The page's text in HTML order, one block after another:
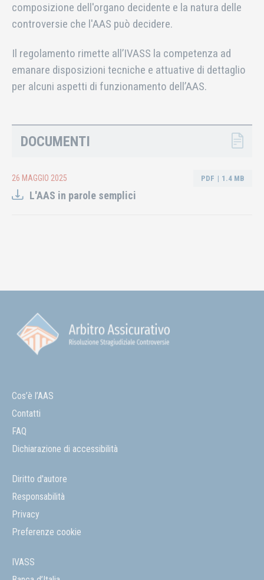
composizione dell'organo decidente e la natura delle
controversie che l'AAS può decidere.
Il regolamento rimette all’IVASS la competenza ad
emanare disposizioni tecniche e attuative di dettaglio
per alcuni aspetti di funzionamento dell’AAS.
DOCUMENTI
L'AAS in parole semplici
PDF 1.4 MB
26 MAGGIO 2025
Cos’è l’AAS
Contatti
FAQ
Dichiarazione di accessibilità
Diritto d'autore
Responsabilità
Privacy
Preferenze cookie
IVASS